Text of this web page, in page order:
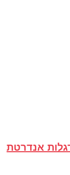
אנדרטת